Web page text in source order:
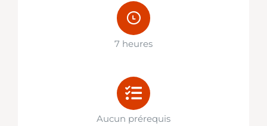
7 heures
Aucun prérequis